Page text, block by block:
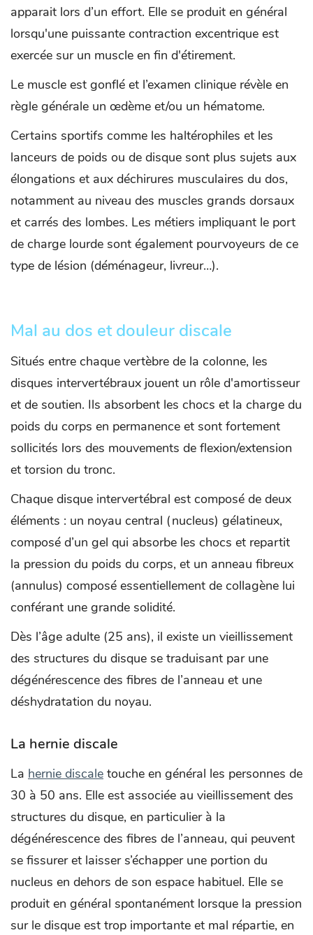
apparait lors d’un effort. Elle se produit en général
lorsqu'une puissante contraction excentrique est
exercée sur un muscle en fin d'étirement.
Le muscle est gonflé et l’examen clinique révèle en
règle générale un œdème et/ou un hématome.
Certains sportifs comme les haltérophiles et les
lanceurs de poids ou de disque sont plus sujets aux
élongations et aux déchirures musculaires du dos,
notamment au niveau des muscles grands dorsaux
et carrés des lombes. Les métiers impliquant le port
de charge lourde sont également pourvoyeurs de ce
type de lésion (déménageur, livreur…).
Mal au dos et douleur discale
Situés entre chaque vertèbre de la colonne, les
disques intervertébraux jouent un rôle d'amortisseur
et de soutien. Ils absorbent les chocs et la charge du
poids du corps en permanence et sont fortement
sollicités lors des mouvements de flexion/extension
et torsion du tronc.
Chaque disque intervertébral est composé de deux
éléments : un noyau central (nucleus) gélatineux,
composé d’un gel qui absorbe les chocs et repartit
la pression du poids du corps, et un anneau fibreux
(annulus) composé essentiellement de collagène lui
conférant une grande solidité.
Dès l’âge adulte (25 ans), il existe un vieillissement
des structures du disque se traduisant par une
dégénérescence des fibres de l’anneau et une
déshydratation du noyau.
La hernie discale
La hernie discale touche en général les personnes de
30 à 50 ans. Elle est associée au vieillissement des
structures du disque, en particulier à la
dégénérescence des fibres de l’anneau, qui peuvent
se fissurer et laisser s’échapper une portion du
nucleus en dehors de son espace habituel. Elle se
produit en général spontanément lorsque la pression
sur le disque est trop importante et mal répartie, en